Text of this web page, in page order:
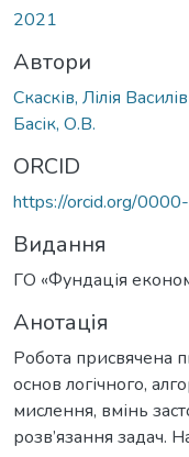
2021
Автори
Скасків, Лілія
Басік, О.В.
ORCID
https://orcid.org/
Видання
ГО «Фундація
Анотація
Робота присвячена
основ логічного,
мислення, вмінь
розв’язання задач.